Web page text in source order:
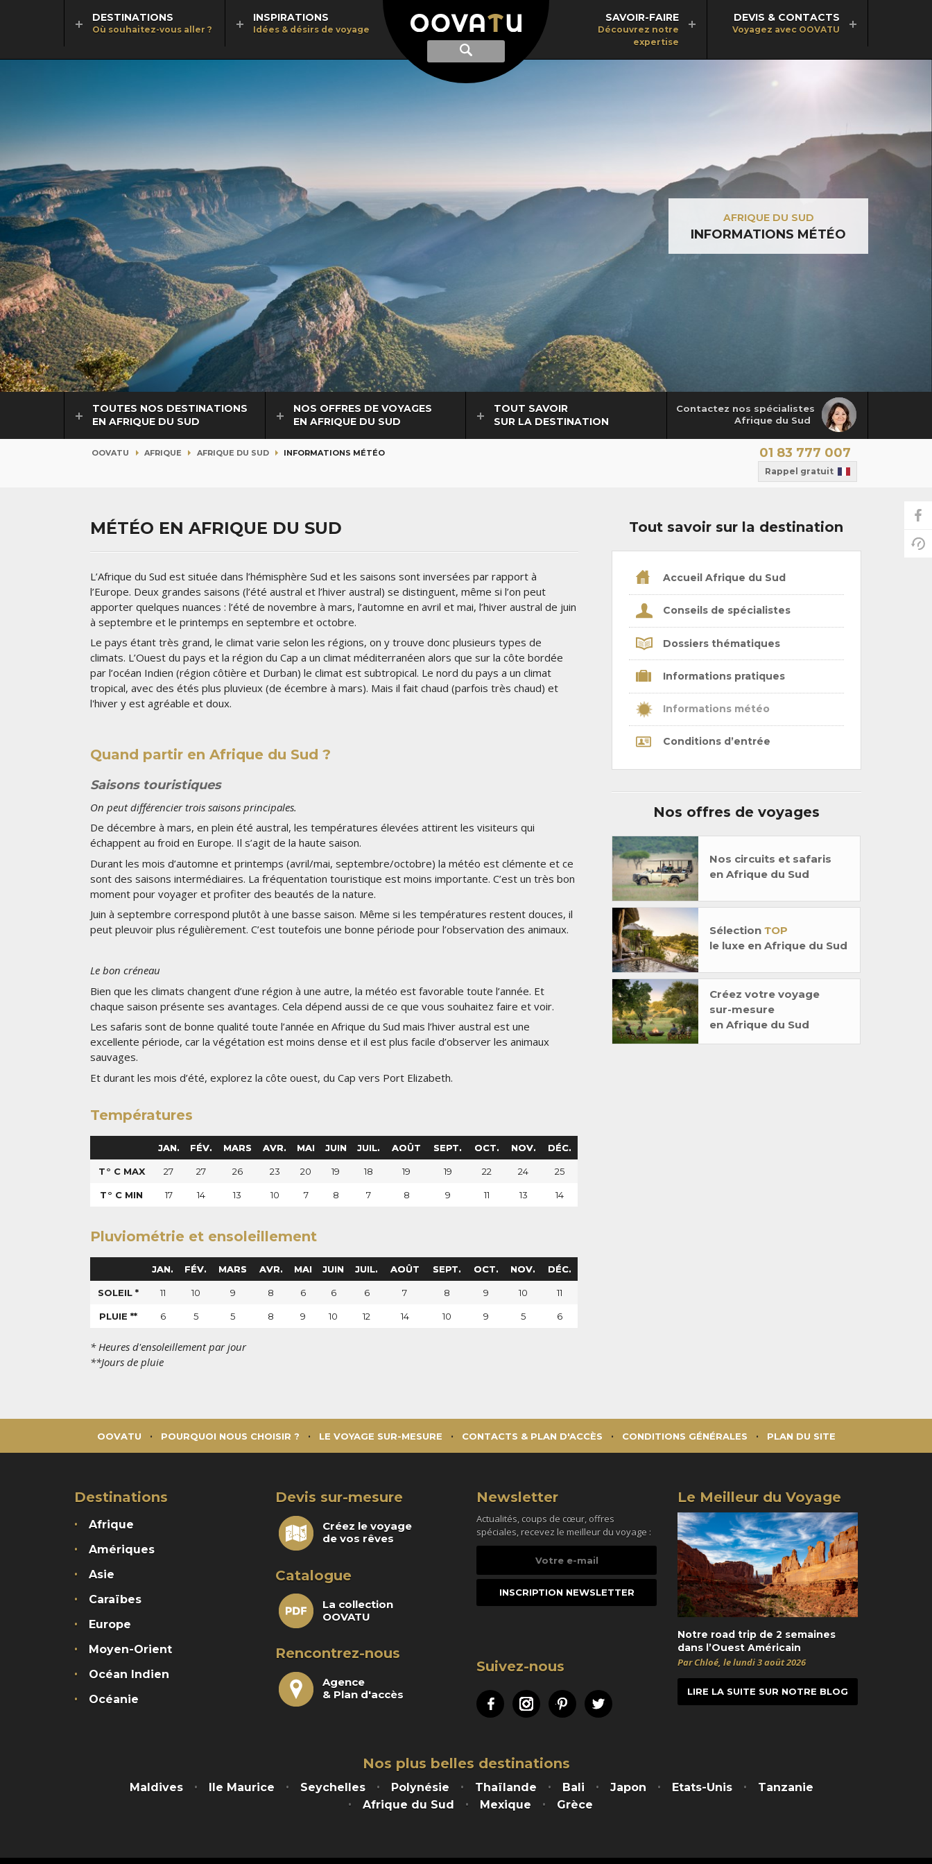
Afficher
recherche
Recherche
DESTINATIONS
Où souhaitez-vous aller ?
INSPIRATIONS
Idées & désirs de voyage
SAVOIR-FAIRE
Découvrez notre
expertise
DEVIS & CONTACTS
Voyagez avec OOVATU
AFRIQUE DU SUD
INFORMATIONS MÉTÉO
Contactez nos spécialistes
Afrique du Sud
TOUTES NOS DESTINATIONS
EN AFRIQUE DU SUD
NOS OFFRES DE VOYAGES
EN AFRIQUE DU SUD
TOUT SAVOIR
SUR LA DESTINATION
OOVATU AFRIQUE AFRIQUE DU SUD INFORMATIONS MÉTÉO 01 83 777 007
Rappel gratuit
MÉTÉO EN AFRIQUE DU SUD
L’Afrique du Sud est située dans l’hémisphère Sud et les saisons sont inversées par rapport à
l’Europe. Deux grandes saisons (l’été austral et l’hiver austral) se distinguent, même si l’on peut
apporter quelques nuances : l’été de novembre à mars, l’automne en avril et mai, l’hiver austral de juin
à septembre et le printemps en septembre et octobre.
Le pays étant très grand, le climat varie selon les régions, on y trouve donc plusieurs types de
climats. L’Ouest du pays et la région du Cap a un climat méditerranéen alors que sur la côte bordée
par l’océan Indien (région côtière et Durban) le climat est subtropical. Le nord du pays a un climat
tropical, avec des étés plus pluvieux (de écembre à mars). Mais il fait chaud (parfois très chaud) et
l'hiver y est agréable et doux.
Quand partir en Afrique du Sud ?
Saisons touristiques
On peut différencier trois saisons principales.
De décembre à mars, en plein été austral, les températures élevées attirent les visiteurs qui
échappent au froid en Europe. Il s’agit de la haute saison.
Durant les mois d’automne et printemps (avril/mai, septembre/octobre) la météo est clémente et ce
sont des saisons intermédiaires. La fréquentation touristique est moins importante. C’est un très bon
moment pour voyager et profiter des beautés de la nature.
Juin à septembre correspond plutôt à une basse saison. Même si les températures restent douces, il
peut pleuvoir plus régulièrement. C’est toutefois une bonne période pour l’observation des animaux.
Le bon créneau
Bien que les climats changent d’une région à une autre, la météo est favorable toute l’année. Et
chaque saison présente ses avantages. Cela dépend aussi de ce que vous souhaitez faire et voir.
Les safaris sont de bonne qualité toute l’année en Afrique du Sud mais l’hiver austral est une
excellente période, car la végétation est moins dense et il est plus facile d’observer les animaux
sauvages.
Et durant les mois d’été, explorez la côte ouest, du Cap vers Port Elizabeth.
Températures
JAN. FÉV. MARS AVR. MAI JUIN JUIL. AOÛT SEPT. OCT. NOV. DÉC.
T° C MAX 27 27 26 23 20 19 18 19 19 22 24 25
T° C MIN 17 14 13 10 7 8 7 8 9 11 13 14
Pluviométrie et ensoleillement
JAN. FÉV. MARS AVR. MAI JUIN JUIL. AOÛT SEPT. OCT. NOV. DÉC.
SOLEIL * 11 10 9 8 6 6 6 7 8 9 10 11
PLUIE ** 6 5 5 8 9 10 12 14 10 9 5 6
* Heures d'ensoleillement par jour
**Jours de pluie
Tout savoir sur la destination
Accueil Afrique du Sud
Conseils de spécialistes
Dossiers thématiques
Informations pratiques
Informations météo
Conditions d’entrée
Nos offres de voyages
Nos circuits et safaris
en Afrique du Sud
SélectionTOP
le luxe en Afrique du Sud
Créez votre voyage
sur-mesure
en Afrique du Sud
OOVATU POURQUOI NOUS CHOISIR ? LE VOYAGE SUR-MESURE CONTACTS & PLAN D'ACCÈS CONDITIONS GÉNÉRALES PLAN DU SITE
Destinations
Afrique
Amériques
Asie
Caraïbes
Europe
Moyen-Orient
Océan Indien
Océanie
Devis sur-mesure
Créez le voyage
de vos rêves
Catalogue
La collection
OOVATU
Rencontrez-nous
Agence
& Plan d'accès
Newsletter
Actualités, coups de cœur, offres
spéciales, recevez le meilleur du voyage :
Suivez-nous
FacebookInstagramPinterestTwitter
Le Meilleur du Voyage
Notre road trip de 2 semaines
dans l’Ouest Américain
Par Chloé, le lundi 3 août 2026
LIRE LA SUITE SUR NOTRE BLOG
Nos plus belles destinations
Maldives Ile Maurice Seychelles Polynésie Thaïlande Bali Japon Etats-Unis
Tanzanie
Afrique du Sud
Mexique Grèce